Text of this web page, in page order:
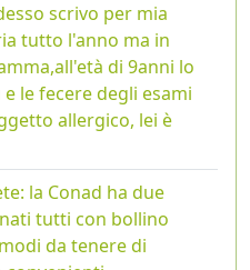
scrivo per mia
tutto l'anno ma in
di 9anni lo
le fecere degli esami
allergico, lei è
la Conad ha due
tutti con bollino
da tenere di